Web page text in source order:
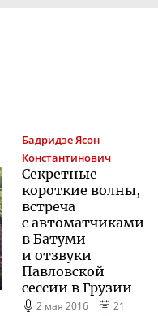
БадридзеЯсон
Константинович
Секретные
короткие волны,
встреча
с автоматчиками
в Батуми
и отзвуки
Павловской
сессии в Грузии
2 мая 2016
21